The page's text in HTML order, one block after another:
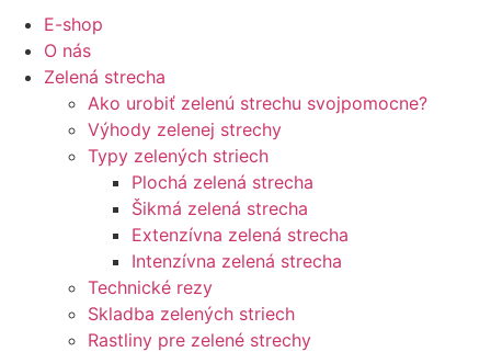
E-shop
O nás
Zelená strecha
Ako urobiť zelenú strechu svojpomocne?
Výhody zelenej strechy
Typy zelených striech
Plochá zelená strecha
Šikmá zelená strecha
Extenzívna zelená strecha
Intenzívna zelená strecha
Technické rezy
Skladba zelených striech
Rastliny pre zelené strechy